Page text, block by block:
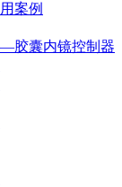
案例
胶囊内镜控制器